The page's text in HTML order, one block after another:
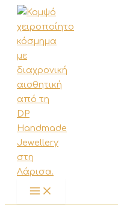
Μετάβαση
στο
περιεχόμενο